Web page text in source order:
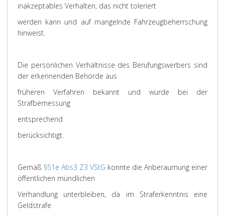
inakzeptables Verhalten, das nicht toleriert
werden kann und auf mangelnde Fahrzeugbeherrschung
hinweist.
Die persönlichen Verhältnisse des Berufungswerbers sind
der erkennenden Behörde aus
früheren Verfahren bekannt und wurde bei der
Strafbemessung
entsprechend
berücksichtigt.
Gemäß §51e Abs3 Z3 VStG konnte die Anberaumung einer
öffentlichen mündlichen
Verhandlung unterbleiben, da im Straferkenntnis eine
Geldstrafe